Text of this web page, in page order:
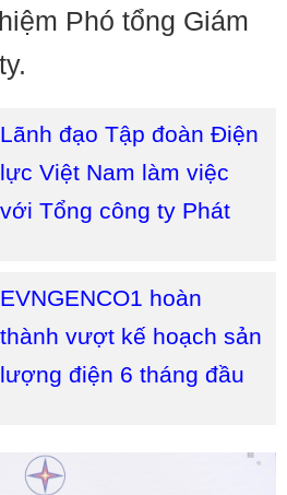
Phó tổng Giám
Lãnh đạo Tập đoàn Điện
lực Việt Nam làm việc
với Tổng công ty Phát
EVNGENCO1 hoàn
thành vượt kế hoạch sản
lượng điện 6 tháng đầu